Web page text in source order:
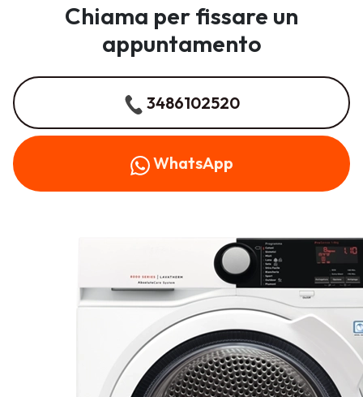
Chiama per fissare un
appuntamento
3486102520
WhatsApp